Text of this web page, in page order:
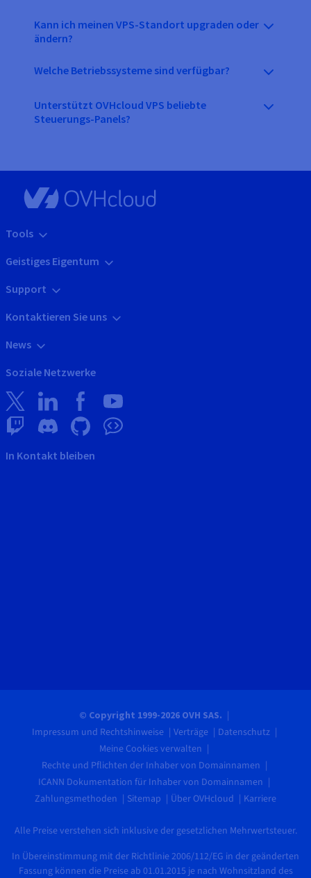
Kann ich meinen VPS-Standort upgraden oder
ändern?
Welche Betriebssysteme sind verfügbar?
Unterstützt OVHcloud VPS beliebte
Steuerungs-Panels?
Tools
Geistiges Eigentum
Support
Kontaktieren Sie uns
News
Soziale Netzwerke
In Kontakt bleiben
© Copyright 1999-2026 OVH SAS.
Impressum und Rechtshinweise Verträge
Datenschutz
Meine Cookies verwalten
Rechte und Pflichten der Inhaber von Domainnamen
ICANN Dokumentation für Inhaber von Domainnamen
Zahlungsmethoden
Sitemap Über OVHcloud Karriere
Alle Preise verstehen sich inklusive der gesetzlichen Mehrwertsteuer.
In Übereinstimmung mit der Richtlinie 2006/112/EG in der geänderten
Fassung können die Preise ab 01.01.2015 je nach Wohnsitzland des